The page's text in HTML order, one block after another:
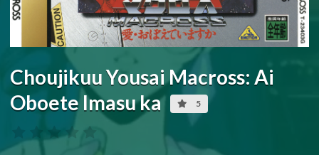
Choujikuu Yousai Macross: Ai
Oboete Imasu ka
5